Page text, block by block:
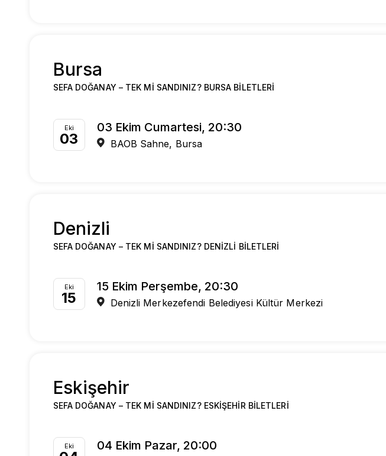
Bursa
SEFA DOĞANAY – TEK MI SANDINIZ? BURSA BILETLERI
Eki
03
03 Ekim Cumartesi, 20:30
BAOB Sahne, Bursa
Denizli
SEFA DOĞANAY – TEK MI SANDINIZ? DENIZLI BILETLERI
Eki
15
15 Ekim Perşembe, 20:30
Denizli Merkezefendi Belediyesi Kültür Merkezi
Eskişehir
SEFA DOĞANAY – TEK MI SANDINIZ? ESKIŞEHIR BILETLERI
Eki 04 Ekim Pazar, 20:00